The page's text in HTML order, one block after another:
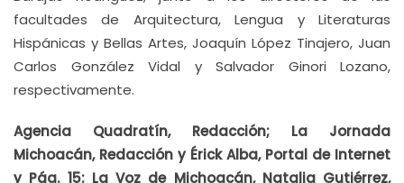
facultades de Arquitectura, Lengua y Literaturas
Hispánicas y Bellas Artes, Joaquín López Tinajero, Juan
Carlos González Vidal y Salvador Ginori Lozano,
respectivamente.
Agencia Quadratín, Redacción; La Jornada
Michoacán, Redacción y Érick Alba, Portal de Internet
y Pág. 15; La Voz de Michoacán, Natalia Gutiérrez,